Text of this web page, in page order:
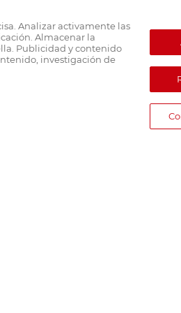
Analizar activamente las
Almacenar la
Publicidad y contenido
investigación de